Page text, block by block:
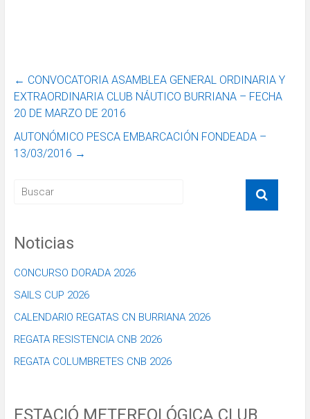
← CONVOCATORIA ASAMBLEA GENERAL ORDINARIA Y
EXTRAORDINARIA CLUB NÁUTICO BURRIANA – FECHA
20 DE MARZO DE 2016
AUTONÓMICO PESCA EMBARCACIÓN FONDEADA –
13/03/2016 →
Noticias
CONCURSO DORADA 2026
SAILS CUP 2026
CALENDARIO REGATAS CN BURRIANA 2026
REGATA RESISTENCIA CNB 2026
REGATA COLUMBRETES CNB 2026
ESTACIÓ METEREOLÓGICA CLUB